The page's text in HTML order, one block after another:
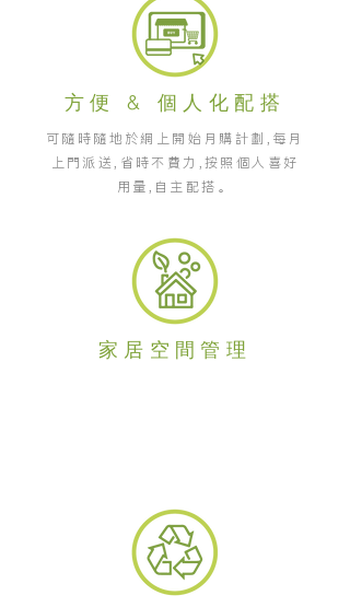
方便 & 個人化配搭
可隨時隨地於網上開始月購計劃,每月
上門派送,省時不費力,按照個人喜好
用量,自主配搭。
家居空間管理